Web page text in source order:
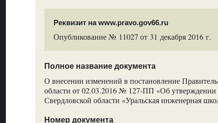
Реквизит на www.pravo.gov66.ru
Опубликование № 11027 от 31 декабря 2016 г.
Полное название документа
О внесении изменений в постановление
области от 02.03.2016 № 127-ПП «Об
Свердловской области «Уральская инженерная
Номер документа